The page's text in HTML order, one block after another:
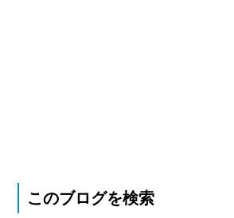
このブログを検索